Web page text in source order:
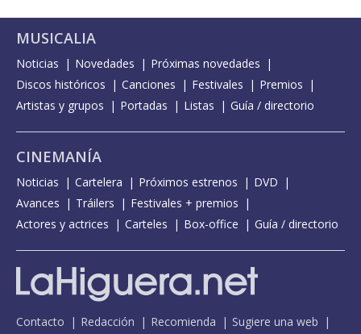
MUSICALIA
Noticias Novedades
Próximas novedades
Discos históricos
Canciones Festivales
Premios
Artistas y grupos
Portadas Listas Guía / directorio
CINEMANÍA
Noticias Cartelera Próximos estrenos
DVD
Avances
Tráilers
Festivales + premios
Actores y actrices
Carteles Box-office Guía / directorio
Contacto Redacción Recomienda Sugiere una web